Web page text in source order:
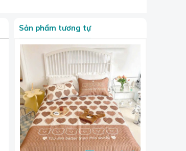
Sản phẩm tương tự